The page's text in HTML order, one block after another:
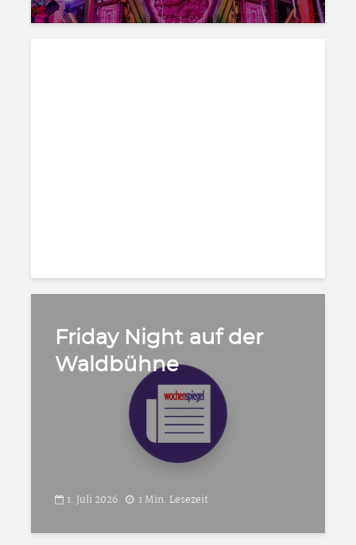
Friday Night auf der
Waldbühne
1. Juli 2026 1 Min. Lesezeit